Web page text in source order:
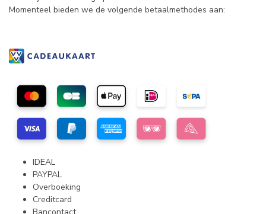
Momenteel bieden we de volgende betaalmethodes aan:
IDEAL
PAYPAL
Overboeking
Creditcard